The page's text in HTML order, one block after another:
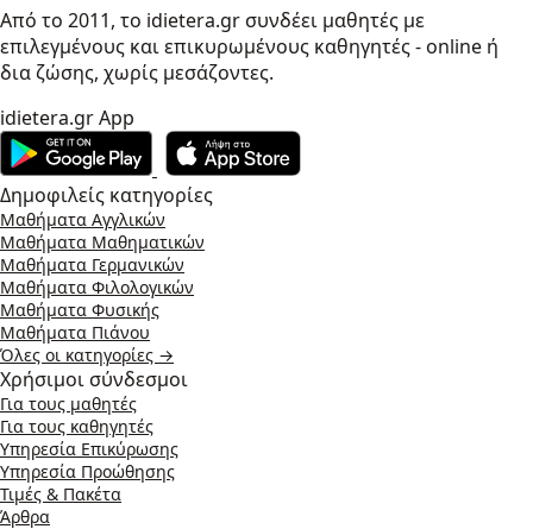
Από το 2011, το idietera.gr συνδέει μαθητές με
επιλεγμένους και επικυρωμένους καθηγητές - online ή
δια ζώσης, χωρίς μεσάζοντες.
idietera.gr App
Δημοφιλείς κατηγορίες
Μαθήματα Αγγλικών
Μαθήματα Μαθηματικών
Μαθήματα Γερμανικών
Μαθήματα Φιλολογικών
Μαθήματα Φυσικής
Μαθήματα Πιάνου
Όλες οι κατηγορίες →
Χρήσιμοι σύνδεσμοι
Για τους μαθητές
Για τους καθηγητές
Υπηρεσία Επικύρωσης
Υπηρεσία Προώθησης
Τιμές & Πακέτα
Άρθρα